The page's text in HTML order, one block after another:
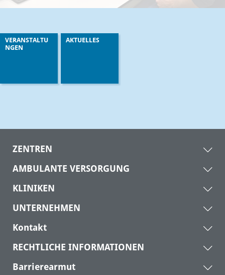
VERANSTALTU
NGEN
AKTUELLES
ZENTREN
AMBULANTE VERSORGUNG
KLINIKEN
UNTERNEHMEN
Kontakt
RECHTLICHE INFORMATIONEN
Barrierearmut